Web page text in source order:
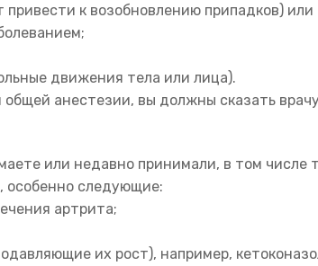
к возобновлению припадков) или
движения тела или лица).
анестезии, вы должны сказать
или недавно принимали, в том числе
особенно следующие:
артрита;
их рост), например,